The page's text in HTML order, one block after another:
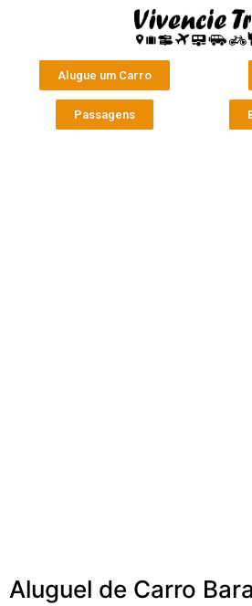
Alugue um Carro
Passagens
Aluguel de Carro